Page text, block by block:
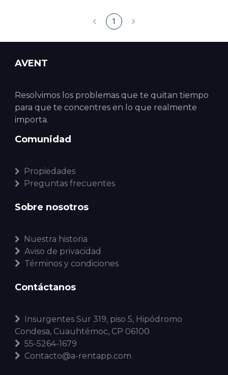
1
AVENT
Resolvimos los problemas que te quitan tiempo
para que te concentres en lo que realmente
importa.
Comunidad
Propiedades
Preguntas frecuentes
Sobre nosotros
Nuestra historia
Aviso de privacidad
Términos y condiciones
Contáctanos
Insurgentes Sur 319, piso 5, Hipódromo
Condesa, Cuauhtémoc, CP 06100
55-5264-1679
Contacto@a-rentapp.com